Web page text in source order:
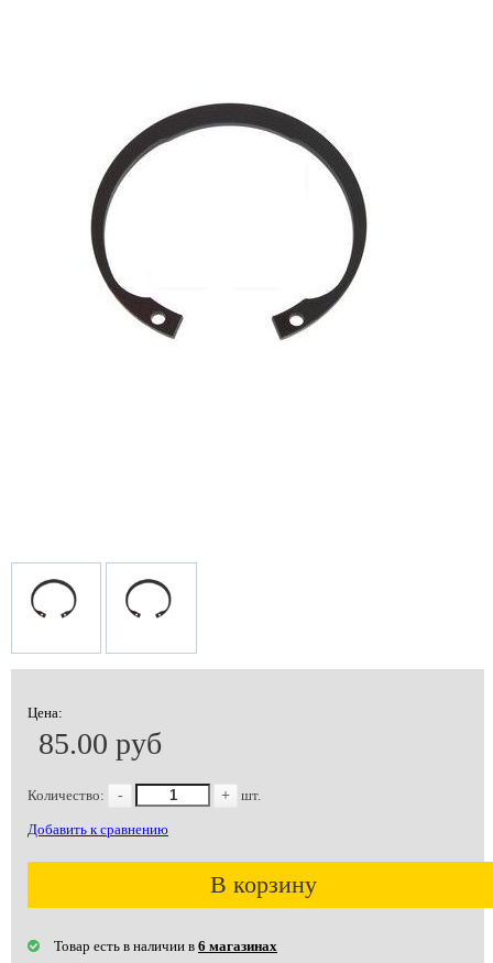
Цена:
85.00 руб
Количество: - + шт.
Добавить к сравнению
В корзину
Товар есть в наличии в 6 магазинах